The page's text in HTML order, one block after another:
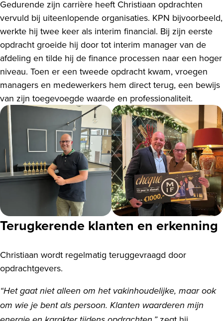
Gedurende zijn carrière heeft Christiaan opdrachten
vervuld bij uiteenlopende organisaties. KPN bijvoorbeeld,
werkte hij twee keer als interim financial. Bij zijn eerste
opdracht groeide hij door tot interim manager van de
afdeling en tilde hij de finance processen naar een hoger
niveau. Toen er een tweede opdracht kwam, vroegen
managers en medewerkers hem direct terug, een bewijs
van zijn toegevoegde waarde en professionaliteit.
Terugkerende klanten en erkenning
Christiaan wordt regelmatig teruggevraagd door
opdrachtgevers.
“Het gaat niet alleen om het vakinhoudelijke, maar ook
om wie je bent als persoon. Klanten waarderen mijn